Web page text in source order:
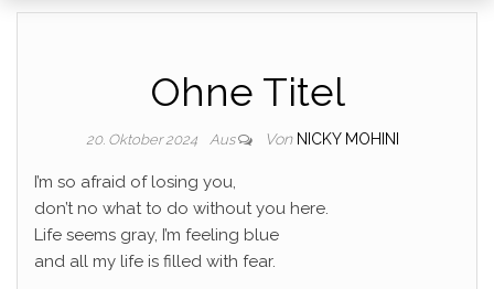
Ohne Titel
20. Oktober 2024 Aus Von NICKY MOHINI
I’m so afraid of losing you,
don’t no what to do without you here.
Life seems gray, I’m feeling blue
and all my life is filled with fear.